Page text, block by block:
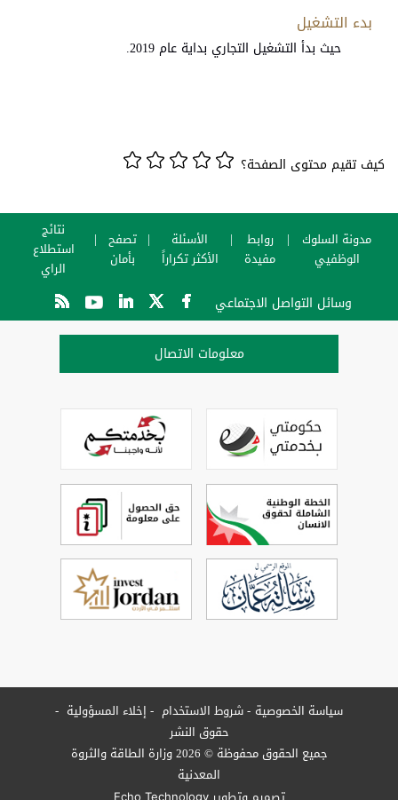
بدء التشغيل
حيث بدأ التشغيل التجاري بداية عام 2019.
كيف تقيم محتوى الصفحة؟
مدونة السلوك
الوظفيي
روابط
مفيدة
الأسئلة
الأكثر تكراراً
تصفح
بأمان
نتائج
استطلاع
الراي
وسائل التواصل الاجتماعي
معلومات الاتصال
سياسة الخصوصية شروط الاستخدام
إخلاء المسؤولية
حقوق النشر
جميع الحقوق محفوظة © 2026 وزارة الطاقة والثروة
المعدنية
Echo Technology